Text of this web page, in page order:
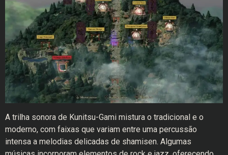
A trilha sonora de Kunitsu-Gami mistura o tradicional e o
moderno, com faixas que variam entre uma percussão
intensa a melodias delicadas de shamisen. Algumas